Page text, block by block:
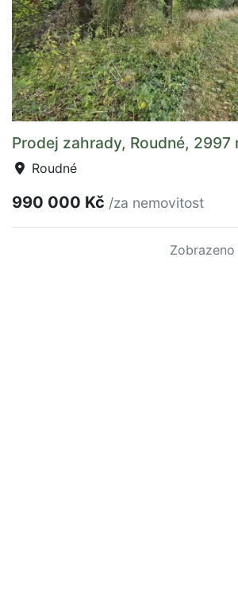
Prodej zahrady, Roudné, 2997
Roudné
990 000 Kč /za nemovitost
Zobrazeno